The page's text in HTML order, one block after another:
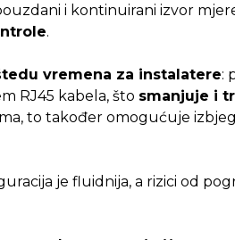
i kontinuirani izvor
.
vremena za instalatere:
RJ45 kabela, što smanjuje i
to također omogućuje
je fluidnija, a rizici od